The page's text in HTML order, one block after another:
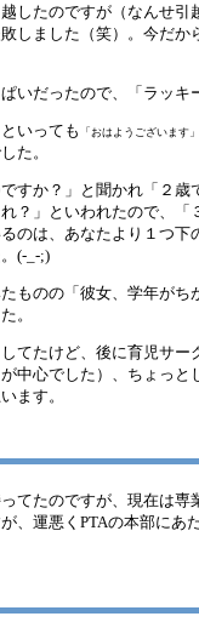
したのですが（なんせ引
しました（笑）。今だ
いだったので、「ラッキ
いっても 「おはようございます」
た。
すか？」と聞かれ「２歳
？」といわれたので、
のは、あなたより１つ下
(-_-;)
ものの「彼女、学年がち
。
てたけど、後に育児サー
中心でした）、ちょっと
ます。
てたのですが、現在は専
、運悪くPTAの本部にあ